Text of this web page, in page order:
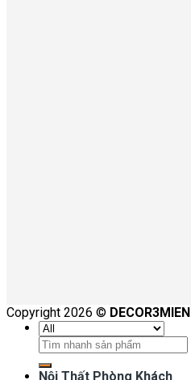
Copyright 2026 © DECOR3MIEN
Tìm
kiếm:
Nội Thất Phòng Khách